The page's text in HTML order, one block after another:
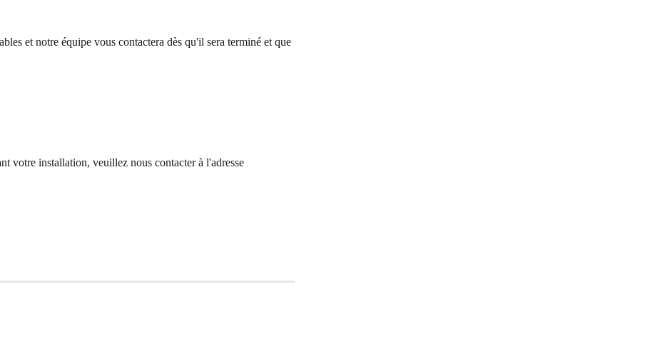
et notre équipe vous contactera dès qu'il sera terminé et que
votre installation, veuillez nous contacter à l'adresse